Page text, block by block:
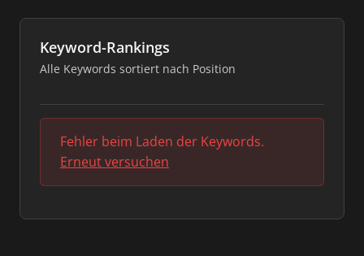
Keyword-Rankings
Alle Keywords sortiert nach Position
Fehler beim Laden der Keywords.
Erneut versuchen